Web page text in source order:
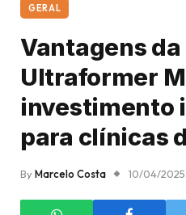
GERAL
Vantagens
Ultraformer
investimento
para clínicas
ByMarcelo Costa 10/04/2025